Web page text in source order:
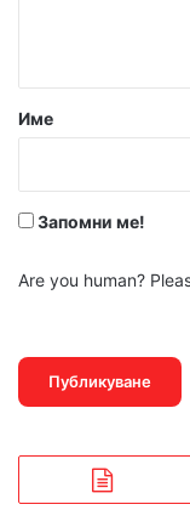
р
Име
Запомни ме!
Are you human?